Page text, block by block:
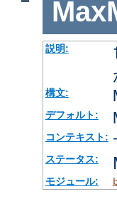
説明:
構文:
デフォルト:
コンテキスト:
ステータス:
モジュール: